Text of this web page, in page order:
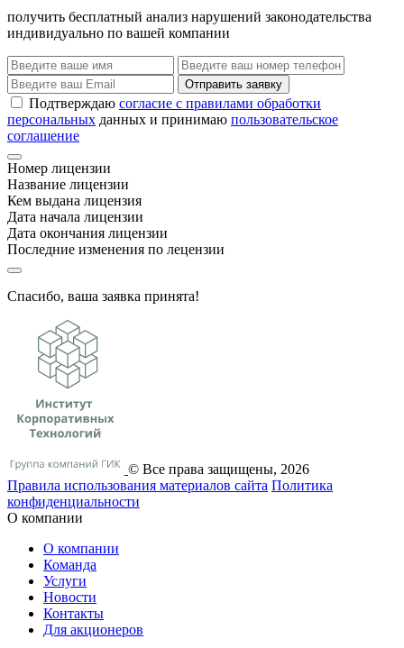
получить бесплатный анализ нарушений законодательства
индивидуально по вашей компании
Отправить заявку
Подтверждаю согласие с правилами обработки
персональных данных и принимаю пользовательское
соглашение
Номер лицензии
Название лицензии
Кем выдана лицензия
Дата начала лицензии
Дата окончания лицензии
Последние изменения по лецензии
Спасибо, ваша заявка принята!
© Все права защищены, 2026
Правила использования материалов сайта Политика
конфиденциальности
О компании
О компании
Команда
Услуги
Новости
Контакты
Для акционеров